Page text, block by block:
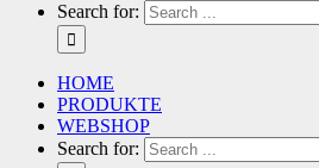
Search for:
HOME
PRODUKTE
WEBSHOP
Search for: